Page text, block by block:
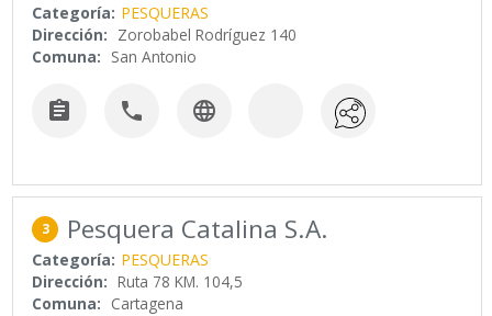
Categoría: PESQUERAS
Dirección: Zorobabel Rodríguez 140
Comuna: San Antonio
  
3 Pesquera Catalina S.A.
Categoría: PESQUERAS
Dirección: Ruta 78 KM. 104,5
Comuna: Cartagena